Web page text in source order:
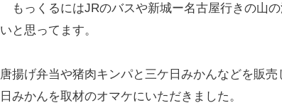
もっくるにはJRのバスや新城ー名古屋行きの山
いと思ってます。
唐揚げ弁当や猪肉キンパと三ケ日みかんなどを販
日みかんを取材のオマケにいただきました。